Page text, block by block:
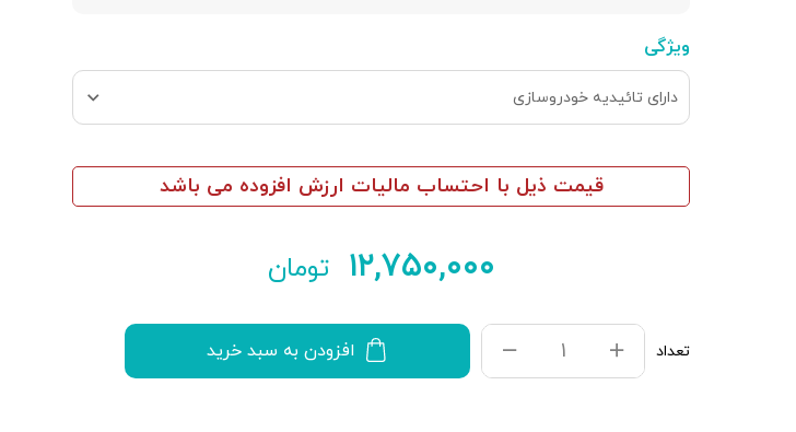
ویژگی
دارای تائیدیه خودروسازی
قیمت ذیل با احتساب مالیات ارزش افزوده می باشد
۱۲,۷۵۰,۰۰۰ تومان
تعداد افزودن به سبد خرید